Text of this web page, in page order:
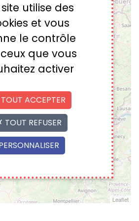
Leaflet
utilise des
et vous
le contrôle
que vous
activer
TOUT ACCEPTER
TOUT REFUSER